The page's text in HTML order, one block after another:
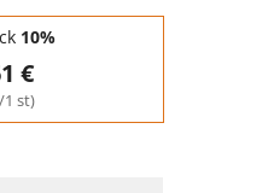
10%
€
1 st)